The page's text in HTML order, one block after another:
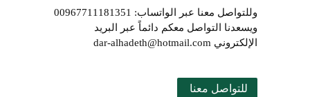
وللتواصل معنا عبر الواتساب: 00967711181351
ويسعدنا التواصل معكم دائماً عبر البريد
الإلكتروني dar-alhadeth@hotmail.com
للتواصل معنا